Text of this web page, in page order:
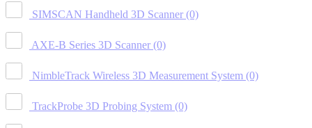
SIMSCAN Handheld 3D Scanner (0)
AXE-B Series 3D Scanner (0)
NimbleTrack Wireless 3D Measurement System (0)
TrackProbe 3D Probing System (0)